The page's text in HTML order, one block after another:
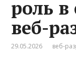
роль
веб-
29.05.2026 веб-